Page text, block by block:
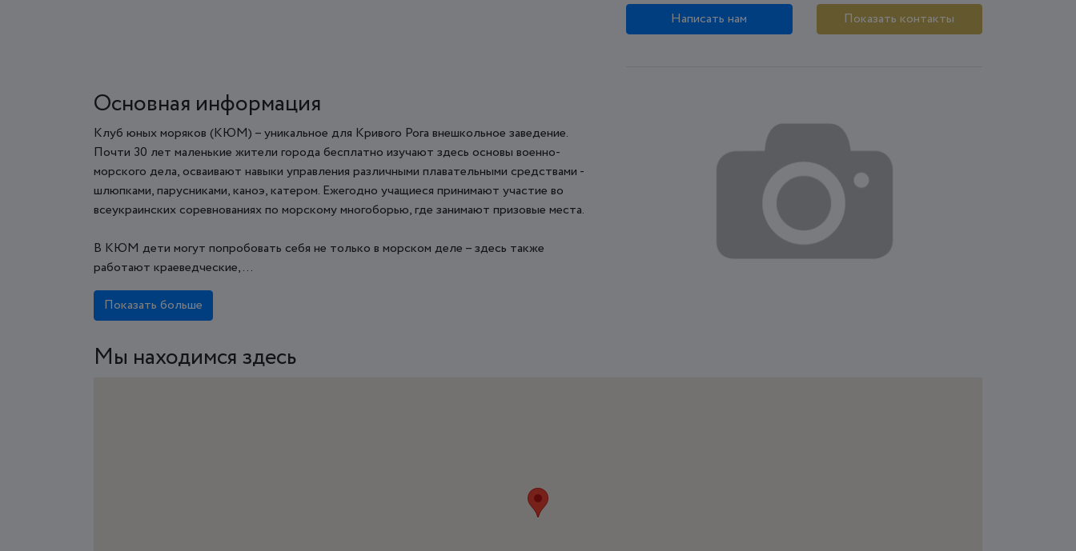
Написать нам
Показать контакты
Основная информация
Клуб юных моряков (КЮМ) – уникальное для Кривого Рога внешкольное заведение.
Почти 30 лет маленькие жители города бесплатно изучают здесь основы военно-
морского дела, осваивают навыки управления различными плавательными средствами -
шлюпками, парусниками, каноэ, катером. Ежегодно учащиеся принимают участие во
всеукраинских соревнованиях по морскому многоборью, где занимают призовые места.
В КЮМ дети могут попробовать себя не только в морском деле – здесь также
работают краеведческие, ...
Показать больше
Мы находимся здесь